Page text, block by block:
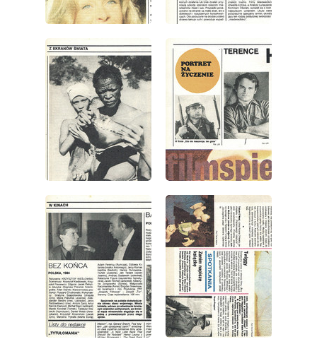
wydanie: 10/1985 wydanie: 10/1985
wydanie: 10/1985 wydanie: 10/1985
wydanie: 10/1985 wydanie: 10/1985